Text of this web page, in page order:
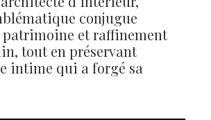
conjugue
patrimoine et raffinement
tout en préservant
intime qui a forgé sa